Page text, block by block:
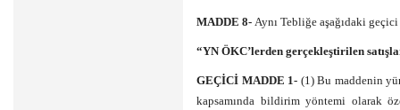
MADDE 8- Aynı Tebliğe aşağıdaki
“YN ÖKC’lerden gerçekleştirilen
GEÇİCİ MADDE 1- (1) Bu maddenin
kapsamında bildirim yöntemi olarak